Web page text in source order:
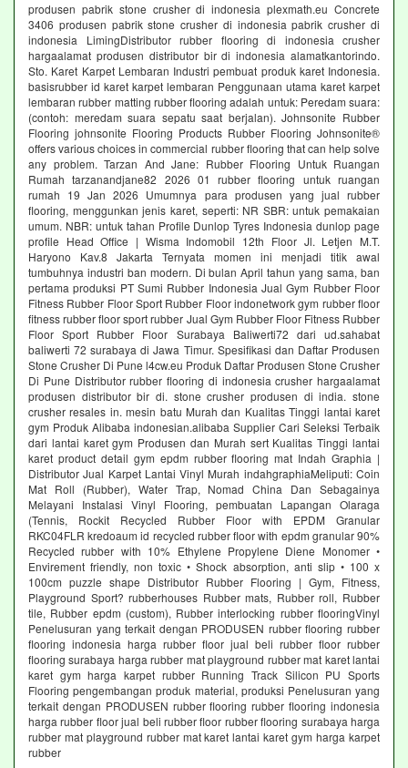
produsen pabrik stone crusher di indonesia plexmath.eu Concrete
3406 produsen pabrik stone crusher di indonesia pabrik crusher di
indonesia LimingDistributor rubber flooring di indonesia crusher
hargaalamat produsen distributor bir di indonesia alamatkantorindo.
Sto. Karet Karpet Lembaran Industri pembuat produk karet Indonesia.
basisrubber id karet karpet lembaran Penggunaan utama karet karpet
lembaran rubber matting rubber flooring adalah untuk: Peredam suara:
(contoh: meredam suara sepatu saat berjalan). Johnsonite Rubber
Flooring johnsonite Flooring Products Rubber Flooring Johnsonite®
offers various choices in commercial rubber flooring that can help solve
any problem. Tarzan And Jane: Rubber Flooring Untuk Ruangan
Rumah tarzanandjane82 2026 01 rubber flooring untuk ruangan
rumah 19 Jan 2026 Umumnya para produsen yang jual rubber
flooring, menggunkan jenis karet, seperti: NR SBR: untuk pemakaian
umum. NBR: untuk tahan Profile Dunlop Tyres Indonesia dunlop page
profile Head Office | Wisma Indomobil 12th Floor Jl. Letjen M.T.
Haryono Kav.8 Jakarta Ternyata momen ini menjadi titik awal
tumbuhnya industri ban modern. Di bulan April tahun yang sama, ban
pertama produksi PT Sumi Rubber Indonesia Jual Gym Rubber Floor
Fitness Rubber Floor Sport Rubber Floor indonetwork gym rubber floor
fitness rubber floor sport rubber Jual Gym Rubber Floor Fitness Rubber
Floor Sport Rubber Floor Surabaya Baliwerti72 dari ud.sahabat
baliwerti 72 surabaya di Jawa Timur. Spesifikasi dan Daftar Produsen
Stone Crusher Di Pune l4cw.eu Produk Daftar Produsen Stone Crusher
Di Pune Distributor rubber flooring di indonesia crusher hargaalamat
produsen distributor bir di. stone crusher produsen di india. stone
crusher resales in. mesin batu Murah dan Kualitas Tinggi lantai karet
gym Produk Alibaba indonesian.alibaba Supplier Cari Seleksi Terbaik
dari lantai karet gym Produsen dan Murah sert Kualitas Tinggi lantai
karet product detail gym epdm rubber flooring mat Indah Graphia |
Distributor Jual Karpet Lantai Vinyl Murah indahgraphiaMeliputi: Coin
Mat Roll (Rubber), Water Trap, Nomad China Dan Sebagainya
Melayani Instalasi Vinyl Flooring, pembuatan Lapangan Olaraga
(Tennis, Rockit Recycled Rubber Floor with EPDM Granular
RKC04FLR kredoaum id recycled rubber floor with epdm granular 90%
Recycled rubber with 10% Ethylene Propylene Diene Monomer •
Envirement friendly, non toxic • Shock absorption, anti slip • 100 x
100cm puzzle shape Distributor Rubber Flooring | Gym, Fitness,
Playground Sport? rubberhouses Rubber mats, Rubber roll, Rubber
tile, Rubber epdm (custom), Rubber interlocking rubber flooringVinyl
Penelusuran yang terkait dengan PRODUSEN rubber flooring rubber
flooring indonesia harga rubber floor jual beli rubber floor rubber
flooring surabaya harga rubber mat playground rubber mat karet lantai
karet gym harga karpet rubber Running Track Silicon PU Sports
Flooring pengembangan produk material, produksi Penelusuran yang
terkait dengan PRODUSEN rubber flooring rubber flooring indonesia
harga rubber floor jual beli rubber floor rubber flooring surabaya harga
rubber mat playground rubber mat karet lantai karet gym harga karpet
rubber